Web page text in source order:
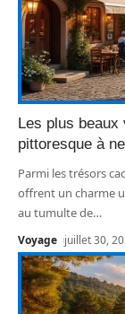
Les plus beaux
pittoresque à
Parmi les trésors
offrent un charme
au tumulte de…
Voyage juillet 30,